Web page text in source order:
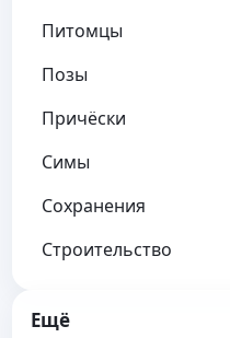
Питомцы
Позы
Причёски
Симы
Сохранения
Строительство
Ещё